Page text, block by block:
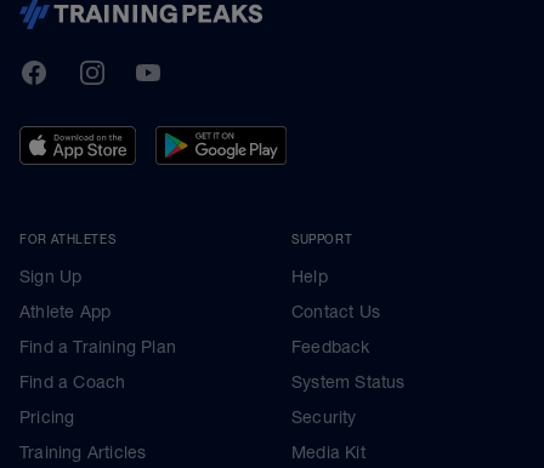
TrainingPeaks
FacebookInstagramYoutube
FOR ATHLETES
Sign Up
Athlete App
Find a Training Plan
Find a Coach
Pricing
Training Articles
SUPPORT
Help
Contact Us
Feedback
System Status
Security
Media Kit